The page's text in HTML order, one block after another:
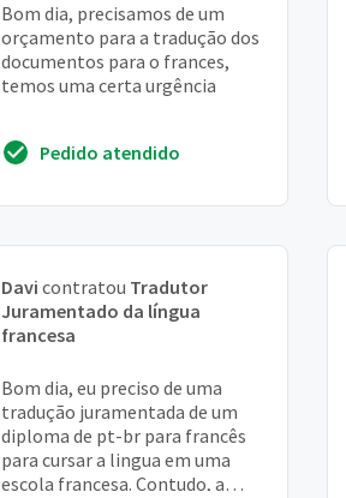
Bom dia, precisamos de um
orçamento para a tradução dos
documentos para o frances,
temos uma certa urgência
Pedido atendido
Davi contratou Tradutor
Juramentado da língua
francesa
Bom dia, eu preciso de uma
tradução juramentada de um
diploma de pt-br para francês
para cursar a lingua em uma
escola francesa. Contudo, a